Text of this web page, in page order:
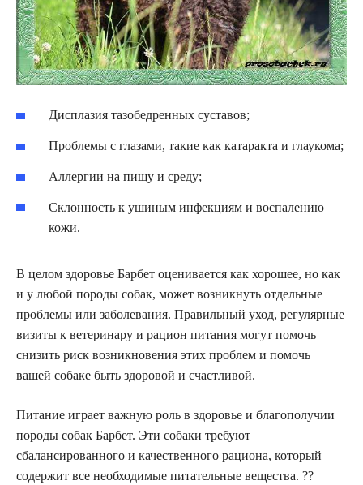
Дисплазия тазобедренных суставов;
Проблемы с глазами, такие как катаракта и глаукома;
Аллергии на пищу и среду;
Склонность к ушиным инфекциям и воспалению
кожи.
В целом здоровье Барбет оценивается как хорошее, но как
и у любой породы собак, может возникнуть отдельные
проблемы или заболевания. Правильный уход, регулярные
визиты к ветеринару и рацион питания могут помочь
снизить риск возникновения этих проблем и помочь
вашей собаке быть здоровой и счастливой.
Питание играет важную роль в здоровье и благополучии
породы собак Барбет. Эти собаки требуют
сбалансированного и качественного рациона, который
содержит все необходимые питательные вещества. ??